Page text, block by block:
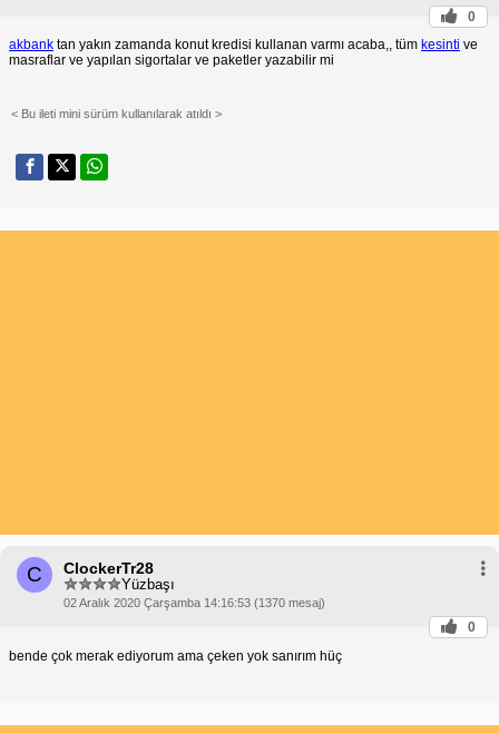
0
akbank tan yakın zamanda konut kredisi kullanan varmı acaba,, tüm kesinti ve
masraflar ve yapılan sigortalar ve paketler yazabilir mi
< Bu ileti mini sürüm kullanılarak atıldı >
C ClockerTr28
Yüzbaşı
02 Aralık 2020 Çarşamba 14:16:53 (1370 mesaj)
0
bende çok merak ediyorum ama çeken yok sanırım hüç